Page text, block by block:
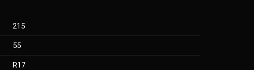
215
55
R17